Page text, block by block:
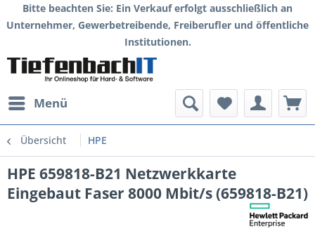
Bitte beachten Sie: Ein Verkauf erfolgt ausschließlich an
Unternehmer, Gewerbetreibende, Freiberufler und öffentliche
Institutionen.
Menü
Übersicht HPE
HPE 659818-B21 Netzwerkkarte
Eingebaut Faser 8000 Mbit/s (659818-B21)